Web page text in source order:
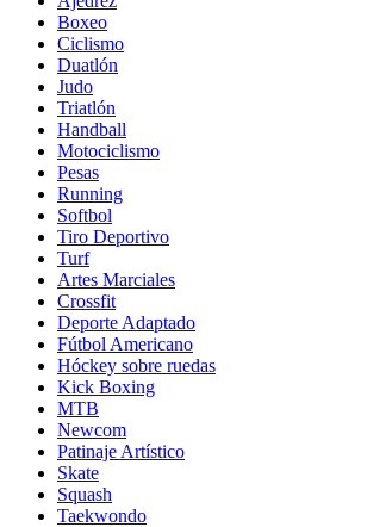
Boxeo
Ciclismo
Duatlón
Judo
Triatlón
Handball
Motociclismo
Pesas
Running
Softbol
Tiro Deportivo
Turf
Artes Marciales
Crossfit
Deporte Adaptado
Fútbol Americano
Hóckey sobre ruedas
Kick Boxing
MTB
Newcom
Patinaje Artístico
Skate
Squash
Taekwondo